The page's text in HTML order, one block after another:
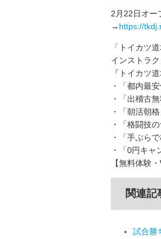
2月22日オー
→ https://
「トイカツ
インストラ
『トイカツ道
・「都内最
・「出稽古
・「朝活朝
・「格闘技
・「手ぶら
・「0円キ
【無料体験
関連記
試合勝